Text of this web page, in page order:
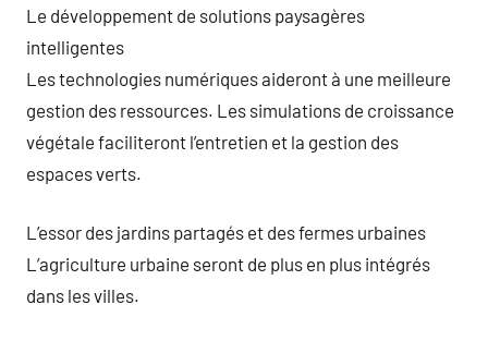
Le développement de solutions paysagères
intelligentes
Les technologies numériques aideront à une meilleure
gestion des ressources. Les simulations de croissance
végétale faciliteront l’entretien et la gestion des
espaces verts.
L’essor des jardins partagés et des fermes urbaines
L’agriculture urbaine seront de plus en plus intégrés
dans les villes.